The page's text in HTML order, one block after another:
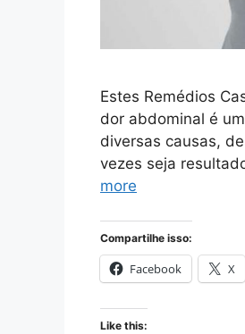
Estes Remédios
dor abdominal é
diversas causas,
vezes seja
more
Compartilhe isso:
Facebook X
Like this: